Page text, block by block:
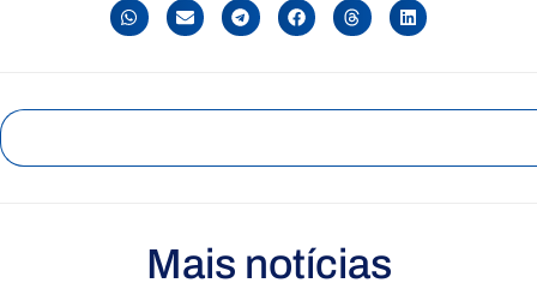
Mais notícias